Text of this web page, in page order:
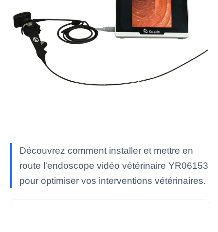
Découvrez comment installer et mettre en
route l'endoscope vidéo vétérinaire YR06153
pour optimiser vos interventions vétérinaires.